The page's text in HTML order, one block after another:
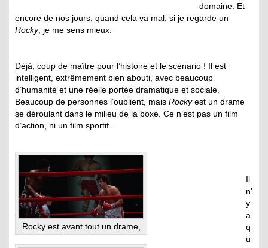
domaine. Et
encore de nos jours, quand cela va mal, si je regarde un
Rocky, je me sens mieux.
Déjà, coup de maître pour l’histoire et le scénario ! Il est
intelligent, extrêmement bien abouti, avec beaucoup
d’humanité et une réelle portée dramatique et sociale.
Beaucoup de personnes l’oublient, mais Rockyest un drame
se déroulant dans le milieu de la boxe. Ce n’est pas un film
d’action, ni un film sportif.
Rocky est avant tout un drame,
Il
n’
y
a
q
u